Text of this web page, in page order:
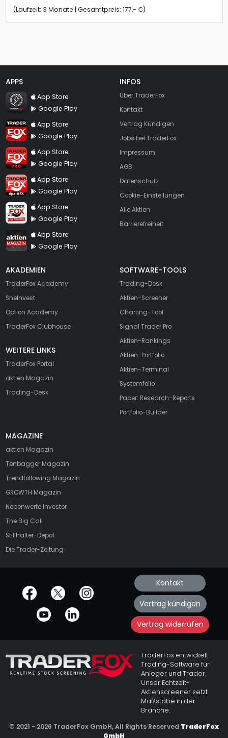
(Laufzeit: 3 Monate | Gesamtpreis: 177,- €)
APPS
TraderFox Flash
App Store
Google Play
TraderFox App
App Store
Google Play
TraderFox Pro
App Store
Google Play
TraderFox dpa-AFX ProFeed
App Store
Google Play
TraderFox Live Trading
App Store
Google Play
TraderFox aktien Magazin
App Store
Google Play
INFOS
Über TraderFox
Kontakt
Vertrag Kündigen
Jobs bei TraderFox
Impressum
AGB
Datenschutz
Cookie-Einstellungen
Alle Aktien
Barrierefreiheit
AKADEMIEN
TraderFox Academy
SheInvest
Option Academy
TraderFox Clubhouse
WEITERE LINKS
TraderFox Portal
aktien Magazin
Trading-Desk
SOFTWARE-TOOLS
Trading-Desk
Aktien-Screener
Charting-Tool
Signal Trader Pro
Aktien-Rankings
Aktien-Portfolio
Aktien-Terminal
Systemfolio
Paper: Research-Reports
Portfolio-Builder
MAGAZINE
aktien Magazin
Tenbagger Magazin
Trendfollowing Magazin
GROWTH Magazin
Nebenwerte Investor
The Big Call
Stillhalter-Depot
Die Trader-Zeitung
offizielle Social Media-Accounts Kontakt
Vertrag kündigen
Vertrag widerrufen
TraderFox entwickelt
Trading-Software für
Anleger und Trader.
Unser Echtzeit-
Aktienscreener setzt
Maßstäbe in der
Branche.
© 2021 - 2026 TraderFox GmbH, All Rights Reserved TraderFox
GmbH